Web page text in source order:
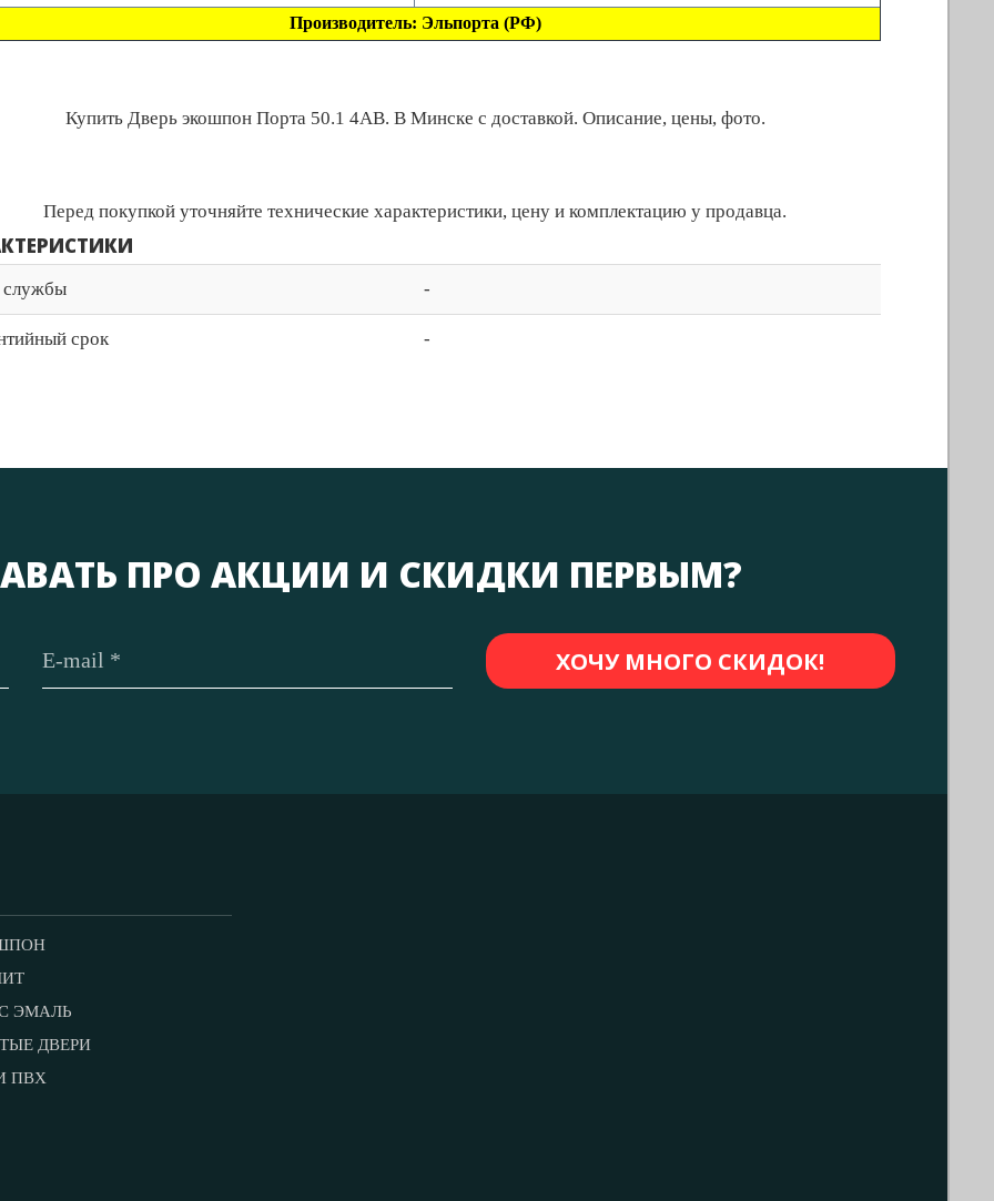
Производитель: Эльпорта (РФ)
Купить Дверь экошпон Порта 50.1 4AB. В Минске с доставкой. Описание, цены, фото.
Перед покупкой уточняйте технические характеристики, цену и комплектацию у продавца.
службы -
срок -
ПРО АКЦИИ И СКИДКИ ПЕРВЫМ?
ЭМАЛЬ
ДВЕРИ
ПВХ